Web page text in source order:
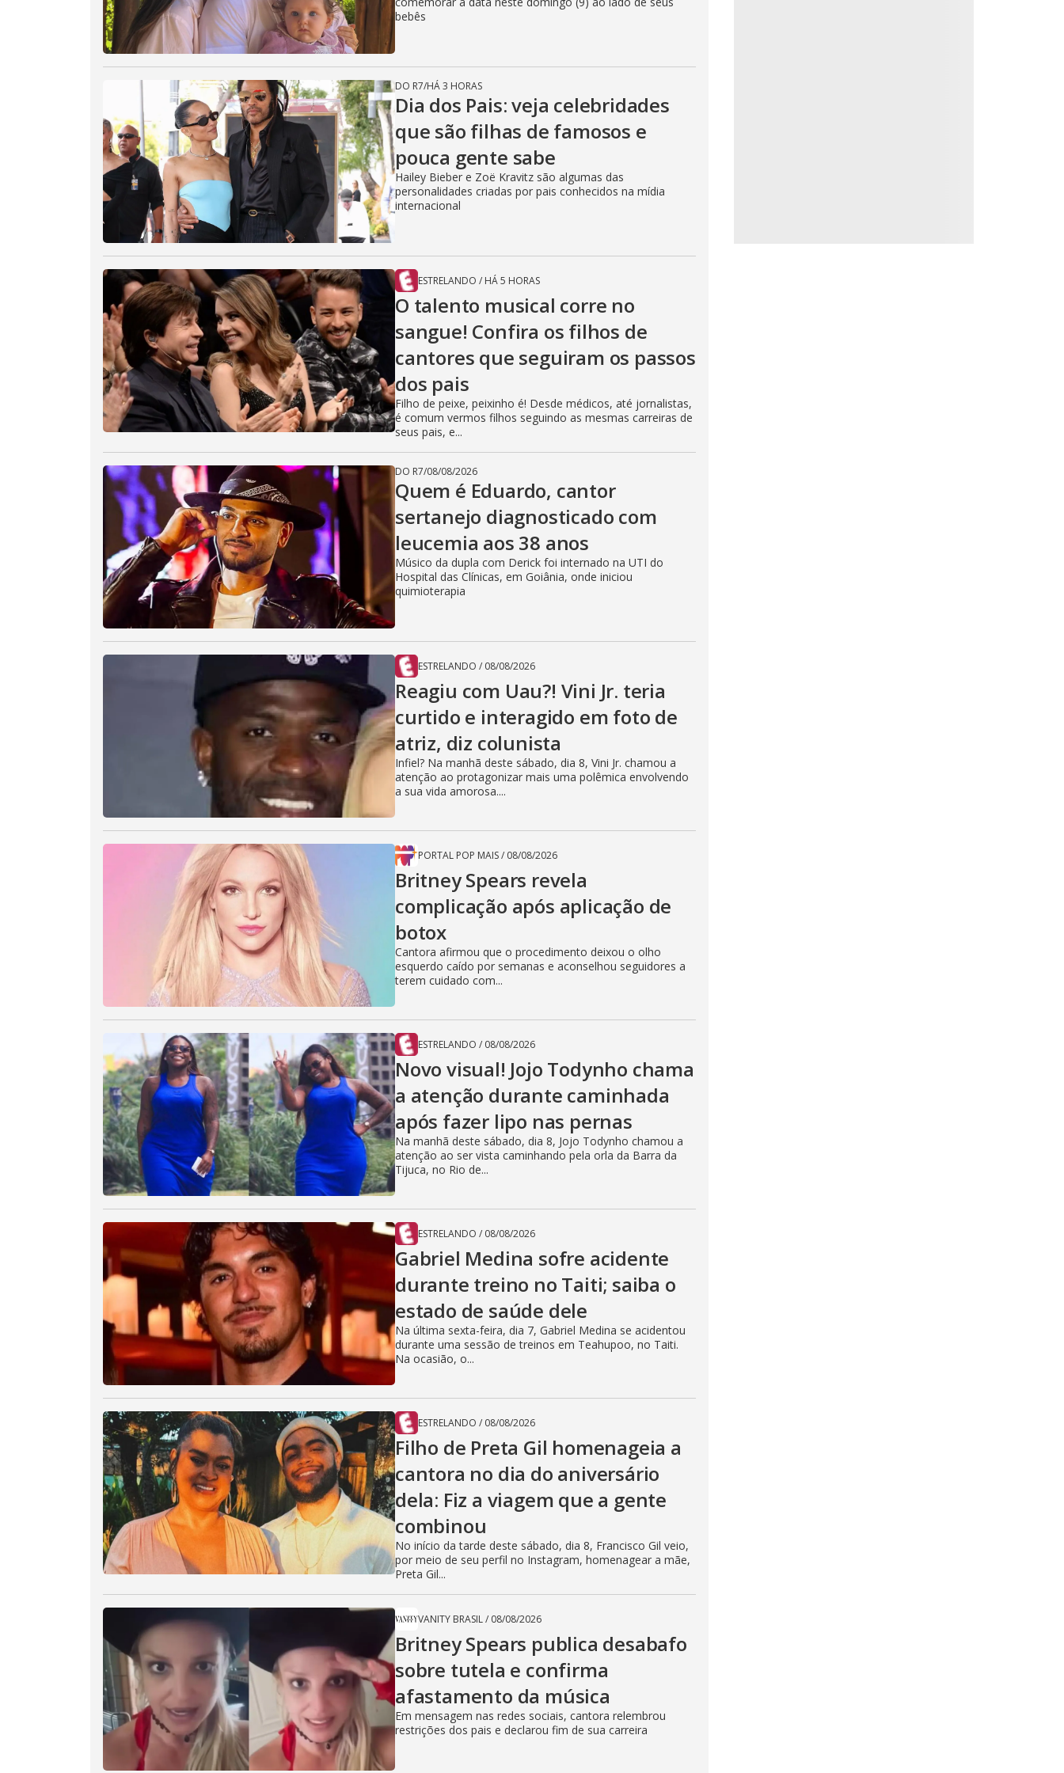
i
d
e
o
bebês
DO R7/HÁ 3 HORAS
Dia dos Pais: veja celebridades
que são filhas de famosos e
pouca gente sabe
Hailey Bieber e Zoë Kravitz são algumas das
personalidades criadas por pais conhecidos na mídia
internacional
ESTRELANDO / HÁ 5 HORAS
O talento musical corre no
sangue! Confira os filhos de
cantores que seguiram os passos
dos pais
Filho de peixe, peixinho é! Desde médicos, até jornalistas,
é comum vermos filhos seguindo as mesmas carreiras de
seus pais, e...
DO R7/08/08/2026
Quem é Eduardo, cantor
sertanejo diagnosticado com
leucemia aos 38 anos
Músico da dupla com Derick foi internado na UTI do
Hospital das Clínicas, em Goiânia, onde iniciou
quimioterapia
ESTRELANDO / 08/08/2026
Reagiu com Uau?! Vini Jr. teria
curtido e interagido em foto de
atriz, diz colunista
Infiel? Na manhã deste sábado, dia 8, Vini Jr. chamou a
atenção ao protagonizar mais uma polêmica envolvendo
a sua vida amorosa....
PORTAL POP MAIS/ 08/08/2026
Britney Spears revela
complicação após aplicação de
botox
Cantora afirmou que o procedimento deixou o olho
esquerdo caído por semanas e aconselhou seguidores a
terem cuidado com...
ESTRELANDO / 08/08/2026
Novo visual! Jojo Todynho chama
a atenção durante caminhada
após fazer lipo nas pernas
Na manhã deste sábado, dia 8, Jojo Todynho chamou a
atenção ao ser vista caminhando pela orla da Barra da
Tijuca, no Rio de...
ESTRELANDO / 08/08/2026
Gabriel Medina sofre acidente
durante treino no Taiti; saiba o
estado de saúde dele
Na última sexta-feira, dia 7, Gabriel Medina se acidentou
durante uma sessão de treinos em Teahupoo, no Taiti.
Na ocasião, o...
ESTRELANDO / 08/08/2026
Filho de Preta Gil homenageia a
cantora no dia do aniversário
dela: Fiz a viagem que a gente
combinou
No início da tarde deste sábado, dia 8, Francisco Gil veio,
por meio de seu perfil no Instagram, homenagear a mãe,
Preta Gil...
VANITY BRASIL/ 08/08/2026
Britney Spears publica desabafo
sobre tutela e confirma
afastamento da música
Em mensagem nas redes sociais, cantora relembrou
restrições dos pais e declarou fim de sua carreira